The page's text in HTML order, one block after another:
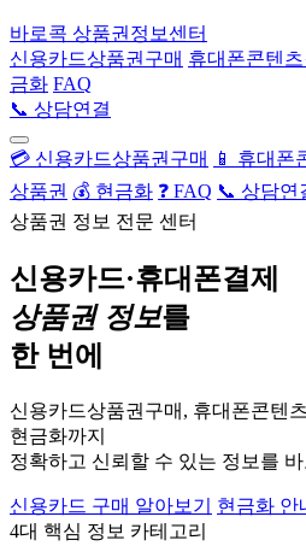
바로콕 상품권정보센터
신용카드상품권구매 휴대폰콘텐츠
금화 FAQ
📞 상담연결
💳 신용카드상품권구매 📱 휴대폰
상품권 💰 현금화 ❓ FAQ 📞 상담연
상품권 정보 전문 센터
신용카드·휴대폰결제
상품권 정보를
한 번에
신용카드상품권구매, 휴대폰콘텐
현금화까지
정확하고 신뢰할 수 있는 정보를
신용카드 구매 알아보기
현금화 안
4대 핵심 정보 카테고리